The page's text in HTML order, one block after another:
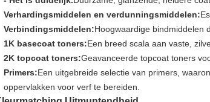
Verhardingsmiddelen en verdunningsmiddelen:
Verbindingsmiddelen:Hoogwaardige bindmiddelen
1K basecoat toners:Een breed scala aan vaste,
2K topcoat toners:Geavanceerde topcoat toners
Primers:Een uitgebreide selectie van primers,
oppervlakken voor verf te bereiden.